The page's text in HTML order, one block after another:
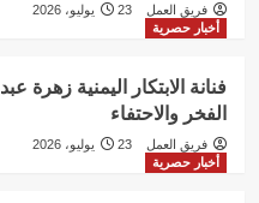
فريق العمل
23 يوليو، 2026
أخبار حصرية
فنانة الابتكار اليمنية
الفخر والاحتفاء
فريق العمل
23 يوليو، 2026
أخبار حصرية